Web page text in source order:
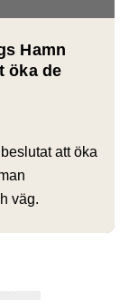
Hamn
öka de
att öka
väg.